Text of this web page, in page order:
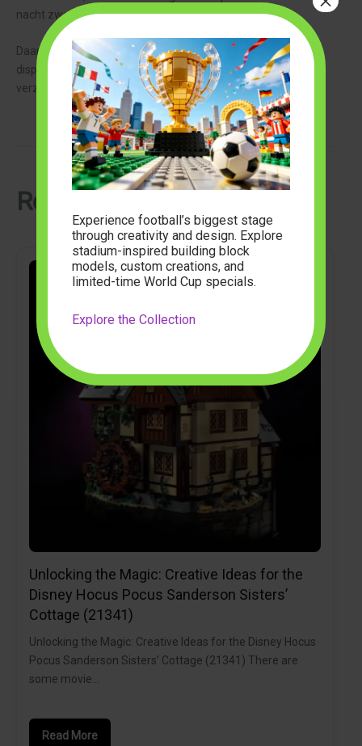
nacht zweven.
Daarnaast kun je de poort-/kerkhofconstructie gebruiken als
displaystandaard voor alle personages — ideaal voor
verzamelaars die hun betoverende creatie willen tonen.
Related Articles
Unlocking the Magic: Creative Ideas for the
Disney Hocus Pocus Sanderson Sisters’
Cottage (21341)
Unlocking the Magic: Creative Ideas for the Disney Hocus
Pocus Sanderson Sisters’ Cottage (21341) There are
some movie…
Read More
Experience football’s biggest stage
through creativity and design. Explore
stadium-inspired building block
models, custom creations, and
limited-time World Cup specials.
Explore the Collection